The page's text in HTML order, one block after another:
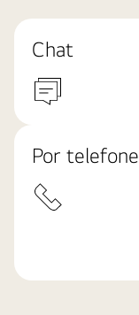
Chat
Por telefone